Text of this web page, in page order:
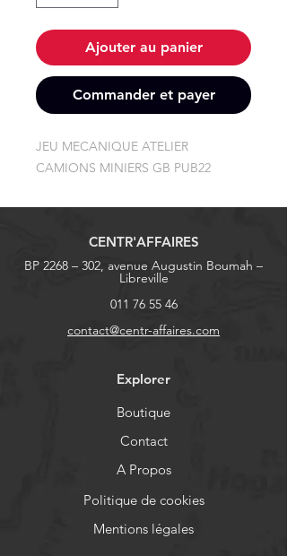
Ajouter au panier
Commander et payer
JEU MECANIQUE ATELIER
CAMIONS MINIERS GB PUB22
CENTR'AFFAIRES
BP 2268 – 302, avenue Augustin Boumah –
Libreville
011 76 55 46
contact@centr-affaires.com
Explorer
Boutique
Contact
A Propos
Politique de cookies
Mentions légales